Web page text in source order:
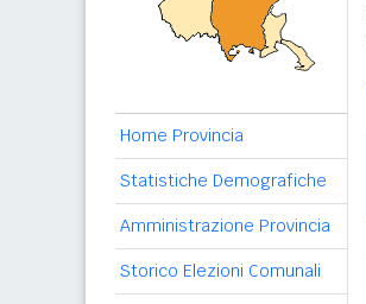
Home Provincia
Statistiche Demografiche
Amministrazione Provincia
Storico Elezioni Comunali